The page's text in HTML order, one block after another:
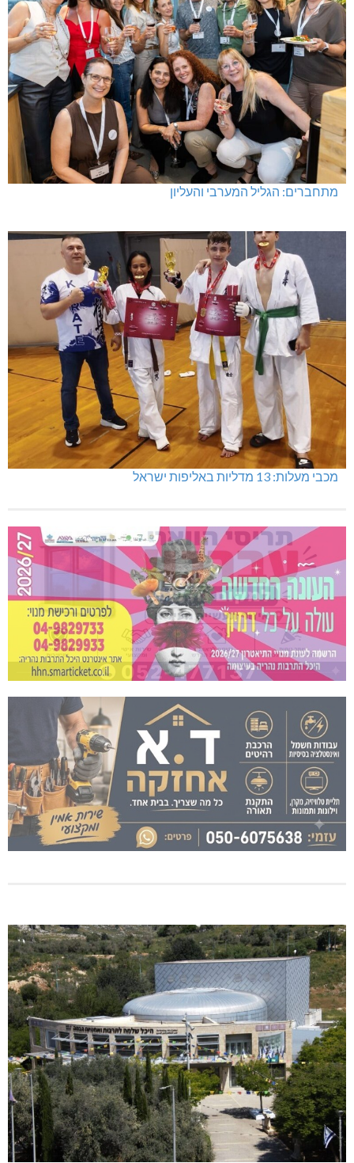
מתחברים: הגליל המערבי והעליון
מכבי מעלות: 13 מדליות באליפות ישראל